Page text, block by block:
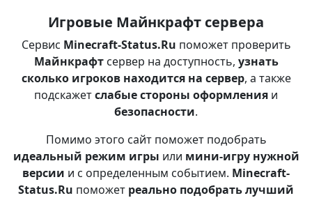
Игровые Майнкрафт сервера
Сервис Minecraft-Status.Ru поможет проверить
Майнкрафтсервер на доступность, узнать
сколько игроков находится на сервер, а также
подскажетслабые стороны оформления и
безопасности.
Помимо этого сайт поможет подобрать
идеальный режим игры или мини-игру нужной
версии и с определенным событием. Minecraft-
Status.Ru поможет реально подобрать лучший